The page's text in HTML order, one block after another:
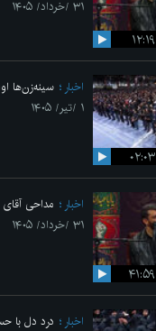
۱۲:۱۹
۳۱ /خرداد/ ۱۴۰۵
۰۲:۰۳
اخبار
سینه‌زن‌ها
۱ /تیر/ ۱۴۰۵
۴۱:۵۹
اخبار
مداحی
۳۱ /خرداد/ ۱۴۰۵
اخبار
درد دل با